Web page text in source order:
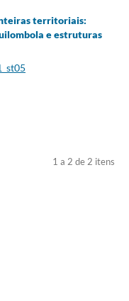
territoriais:
e estruturas
1 a 2 de 2 itens